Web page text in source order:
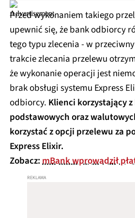
Przed wykonaniem takiego
upewnić się, że bank odbiorcy
tego typu zlecenia - w
trakcie zlecania przelewu
że wykonanie operacji jest
brak obsługi systemu Express
odbiorcy. Klienci korzystający
podstawowych oraz
korzystać z opcji przelewu za
Express Elixir.
Zobacz:mBank wprowadził